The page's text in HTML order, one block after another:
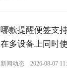
哪款提醒便签支
在多设备上同时
新闻动态 2026-08-07